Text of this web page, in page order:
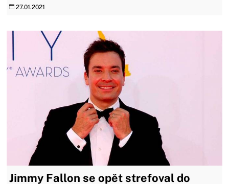
27.01.2021
Jimmy Fallon se opět strefoval do